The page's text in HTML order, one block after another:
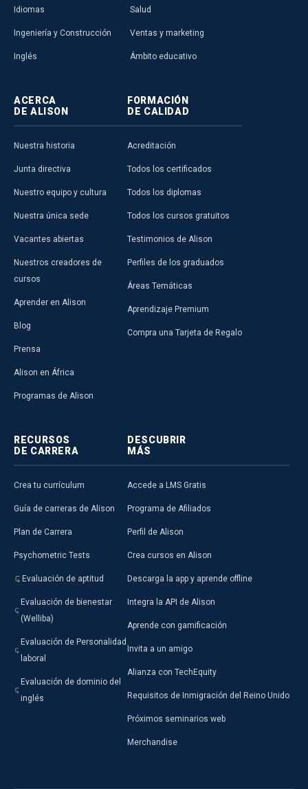
Idiomas
Ingeniería y Construcción
Inglés
Salud
Ventas y marketing
Ámbito educativo
ACERCA
DE ALISON
Nuestra historia
Junta directiva
Nuestro equipo y cultura
Nuestra única sede
Vacantes abiertas
Nuestros creadores de
cursos
Aprender en Alison
Blog
Prensa
Alison en África
Programas de Alison
FORMACIÓN
DE CALIDAD
Acreditación
Todos los certificados
Todos los diplomas
Todos los cursos gratuitos
Testimonios de Alison
Perfiles de los graduados
Áreas Temáticas
Aprendizaje Premium
Compra una Tarjeta de Regalo
RECURSOS
DE CARRERA
Crea tu currículum
Guía de carreras de Alison
Plan de Carrera
Psychometric Tests
Evaluación de aptitud
Evaluación de bienestar
(Welliba)
Evaluación de Personalidad
laboral
Evaluación de dominio del
inglés
DESCUBRIR
MÁS
Accede a LMS Gratis
Programa de Afiliados
Perfil de Alison
Crea cursos en Alison
Descarga la app y aprende offline
Integra la API de Alison
Aprende con gamificación
Invita a un amigo
Alianza con TechEquity
Requisitos de Inmigración del Reino Unido
Próximos seminarios web
Merchandise